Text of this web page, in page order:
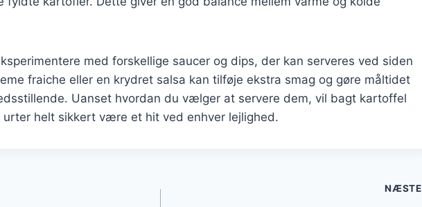
med forskellige saucer og dips, der kan serveres ved siden
fraiche eller en krydret salsa kan tilføje ekstra smag og gøre måltidet
Uanset hvordan du vælger at servere dem, vil bagt kartoffel
urter helt sikkert være et hit ved enhver lejlighed.
NÆSTE